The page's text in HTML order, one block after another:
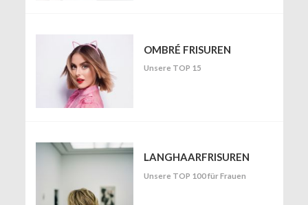
OMBRÉ FRISUREN
Unsere TOP 15
LANGHAARFRISUREN
Unsere TOP 100 für Frauen